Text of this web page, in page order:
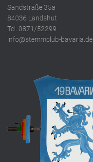
Sandstraße 35a
84036 Landshut
Tel. 0871/52299
info@stemmclub-bavaria.de